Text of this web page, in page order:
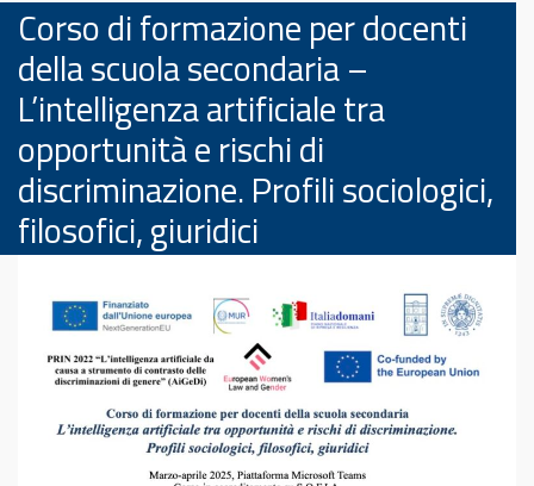
Corso di formazione per docenti
della scuola secondaria –
L’intelligenza artificiale tra
opportunità e rischi di
discriminazione. Profili sociologici,
filosofici, giuridici